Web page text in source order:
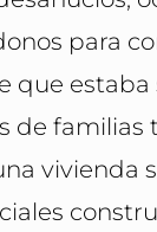
para
que estaba
de familias
vivienda